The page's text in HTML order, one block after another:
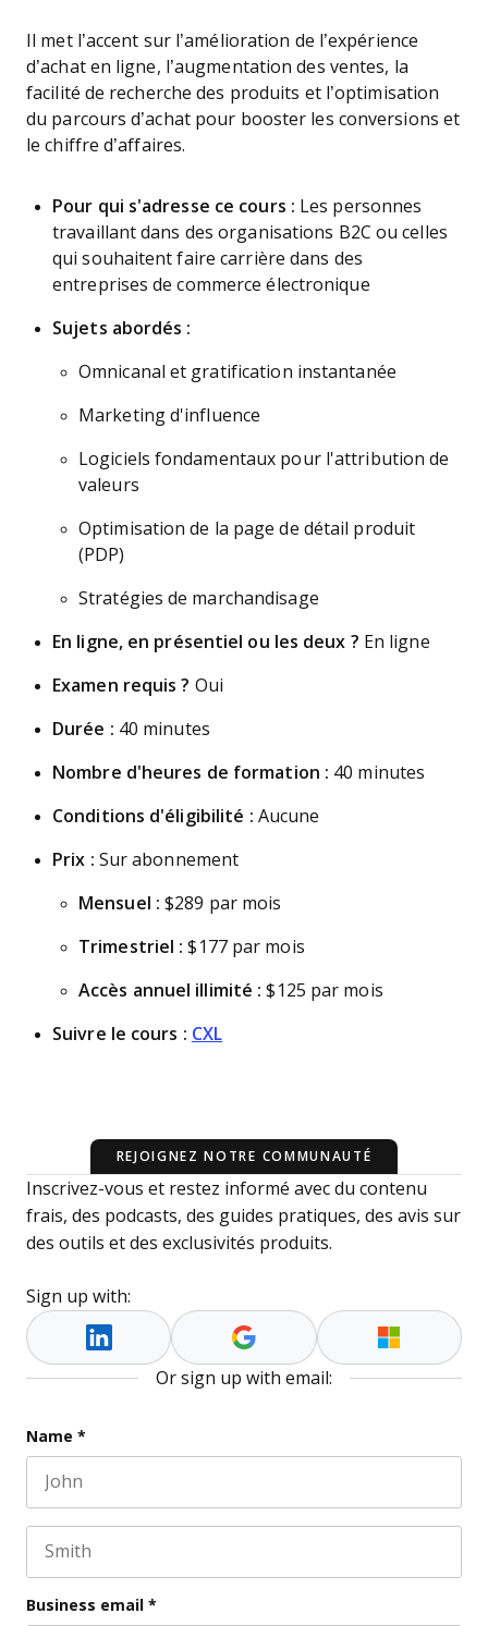
Il met l’accent sur l’amélioration de l’expérience
d’achat en ligne, l’augmentation des ventes, la
facilité de recherche des produits et l’optimisation
du parcours d’achat pour booster les conversions et
le chiffre d’affaires.
Pour qui s'adresse ce cours : Les personnes
travaillant dans des organisations B2C ou celles
qui souhaitent faire carrière dans des
entreprises de commerce électronique
Sujets abordés :
Omnicanal et gratification instantanée
Marketing d'influence
Logiciels fondamentaux pour l'attribution de
valeurs
Optimisation de la page de détail produit
(PDP)
Stratégies de marchandisage
En ligne, en présentiel ou les deux ? En ligne
Examen requis ? Oui
Durée : 40 minutes
Nombre d'heures de formation : 40 minutes
Conditions d'éligibilité : Aucune
Prix : Sur abonnement
Mensuel : $289 par mois
Trimestriel : $177 par mois
Accès annuel illimité : $125 par mois
Suivre le cours : CXL
REJOIGNEZ NOTRE COMMUNAUTÉ
Inscrivez-vous et restez informé avec du contenu
frais, des podcasts, des guides pratiques, des avis sur
des outils et des exclusivités produits.
Sign up with:
Or sign up with email:
X/Twitter
This field is for validation purposes and should be
Name *
Business email *